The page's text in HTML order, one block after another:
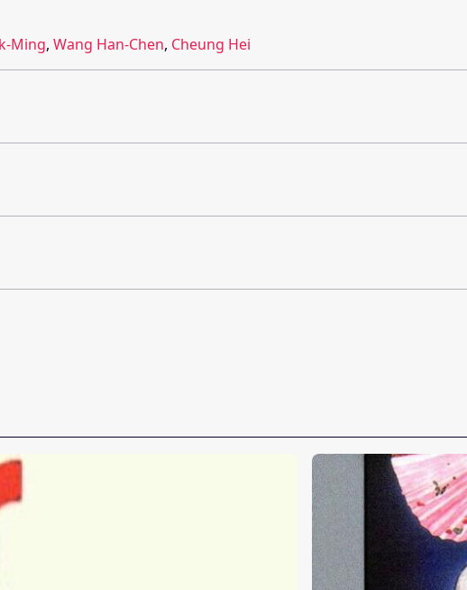
Ming, Wang Han-Chen, Cheung Hei